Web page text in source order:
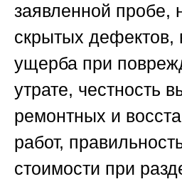
заявленной пробе,
скрытых дефектов,
ущерба при
утрате, честность
ремонтных и
работ,
стоимости при